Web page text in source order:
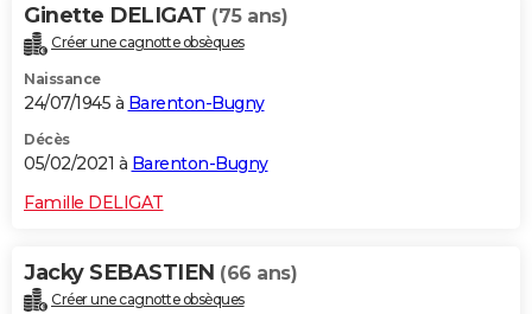
Ginette DELIGAT (75 ans)
Créer une cagnotte obsèques
Naissance
24/07/1945 à Barenton-Bugny
Décès
05/02/2021 à Barenton-Bugny
Famille DELIGAT
Jacky SEBASTIEN (66 ans)
Créer une cagnotte obsèques